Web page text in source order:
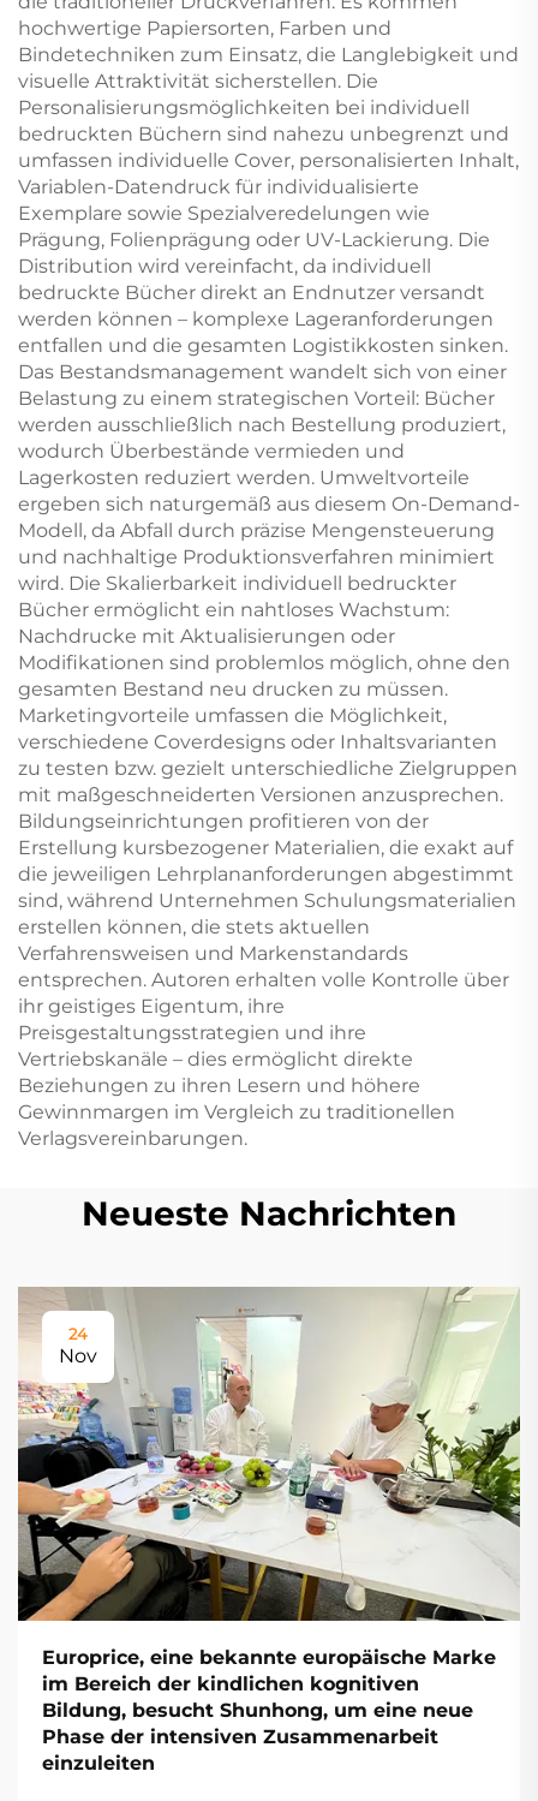
hochwertige Papiersorten, Farben und
Bindetechniken zum Einsatz, die Langlebigkeit und
visuelle Attraktivität sicherstellen. Die
Personalisierungsmöglichkeiten bei individuell
bedruckten Büchern sind nahezu unbegrenzt und
umfassen individuelle Cover, personalisierten Inhalt,
Variablen-Datendruck für individualisierte
Exemplare sowie Spezialveredelungen wie
Prägung, Folienprägung oder UV-Lackierung. Die
Distribution wird vereinfacht, da individuell
bedruckte Bücher direkt an Endnutzer versandt
werden können – komplexe Lageranforderungen
entfallen und die gesamten Logistikkosten sinken.
Das Bestandsmanagement wandelt sich von einer
Belastung zu einem strategischen Vorteil: Bücher
werden ausschließlich nach Bestellung produziert,
wodurch Überbestände vermieden und
Lagerkosten reduziert werden. Umweltvorteile
ergeben sich naturgemäß aus diesem On-Demand-
Modell, da Abfall durch präzise Mengensteuerung
und nachhaltige Produktionsverfahren minimiert
wird. Die Skalierbarkeit individuell bedruckter
Bücher ermöglicht ein nahtloses Wachstum:
Nachdrucke mit Aktualisierungen oder
Modifikationen sind problemlos möglich, ohne den
gesamten Bestand neu drucken zu müssen.
Marketingvorteile umfassen die Möglichkeit,
verschiedene Coverdesigns oder Inhaltsvarianten
zu testen bzw. gezielt unterschiedliche Zielgruppen
mit maßgeschneiderten Versionen anzusprechen.
Bildungseinrichtungen profitieren von der
Erstellung kursbezogener Materialien, die exakt auf
die jeweiligen Lehrplananforderungen abgestimmt
sind, während Unternehmen Schulungsmaterialien
erstellen können, die stets aktuellen
Verfahrensweisen und Markenstandards
entsprechen. Autoren erhalten volle Kontrolle über
ihr geistiges Eigentum, ihre
Preisgestaltungsstrategien und ihre
Vertriebskanäle – dies ermöglicht direkte
Beziehungen zu ihren Lesern und höhere
Gewinnmargen im Vergleich zu traditionellen
Verlagsvereinbarungen.
Neueste Nachrichten
24
Nov
Europrice, eine bekannte europäische Marke
im Bereich der kindlichen kognitiven
Bildung, besucht Shunhong, um eine neue
Phase der intensiven Zusammenarbeit
einzuleiten